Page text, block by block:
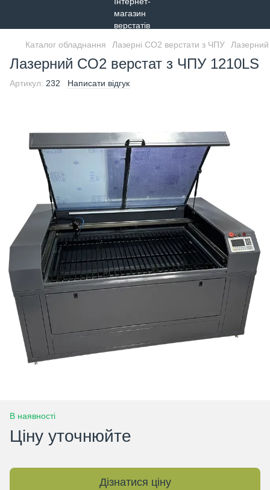
Каталог обладнання Лазерні СО2 верстати з ЧПУ
Лазерний CO2 верстат з ЧПУ 1210LS
Артикул: 232 Написати відгук
В наявності
Ціну уточнюйте
Дізнатися ціну